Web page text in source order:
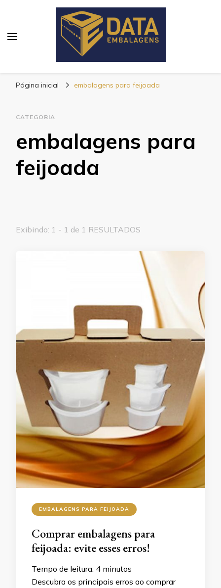
Página inicial embalagens para feijoada
CATEGORIA
embalagens para
feijoada
Exibindo: 1 - 1 de 1 RESULTADOS
EMBALAGENS PARA FEIJOADA
Comprar embalagens para
feijoada: evite esses erros!
Tempo de leitura: 4 minutos
Descubra os principais erros ao comprar